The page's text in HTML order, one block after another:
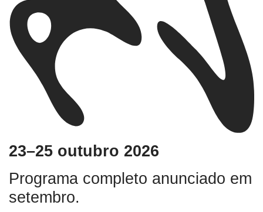
23–25 outubro 2026
Programa completo anunciado em
setembro.